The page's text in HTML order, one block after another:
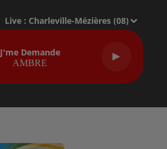
Live : Charleville-Mézières (08)
J'me Demande
AMBRE